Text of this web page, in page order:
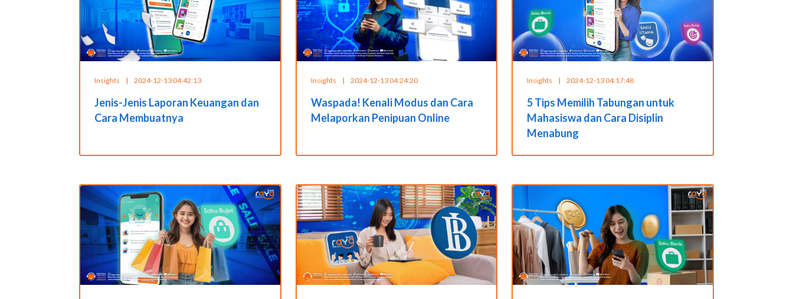
Insights | 2024-12-13 04:42:13
Jenis-Jenis Laporan Keuangan dan
Cara Membuatnya
Insights | 2024-12-13 04:24:20
Waspada! Kenali Modus dan Cara
Melaporkan Penipuan Online
Insights | 2024-12-13 04:17:48
5 Tips Memilih Tabungan untuk
Mahasiswa dan Cara Disiplin
Menabung